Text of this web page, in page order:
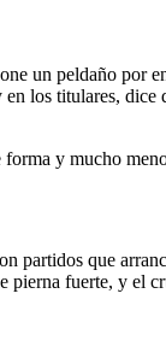
un peldaño por
los titulares,
y mucho
partidos que
pierna fuerte, y el